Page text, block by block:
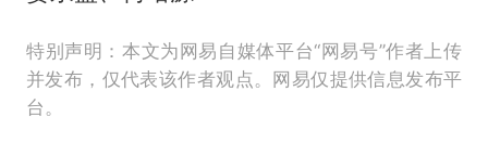
特别声明：本文为网易自媒体平台“网易号”作者上传
并发布，仅代表该作者观点。网易仅提供信息发布平
台。